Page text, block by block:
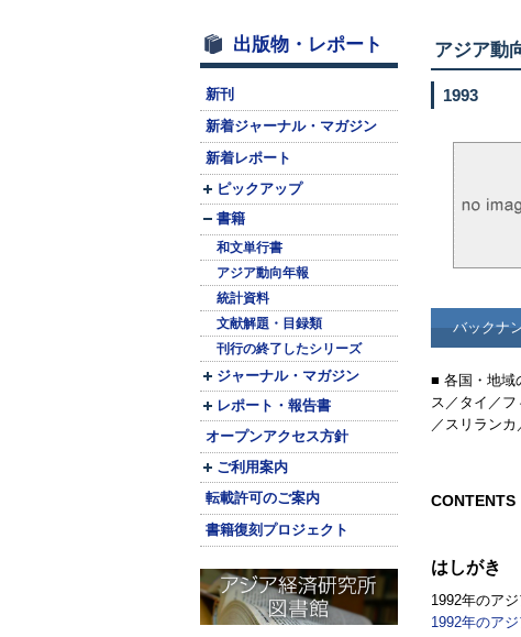
出版物・レポート
新刊
新着ジャーナル・マガジン
新着レポート
ピックアップ
書籍
和文単行書
アジア動向年報
統計資料
文献解題・目録類
刊行の終了したシリーズ
ジャーナル・マガジン
レポート・報告書
オープンアクセス方針
ご利用案内
転載許可のご案内
書籍復刻プロジェクト
アジア動
1993
バックナ
■ 各国・地域
ス／タイ／
／スリラン
CONTENTS
はしがき
1992年のアジ
1992年のア